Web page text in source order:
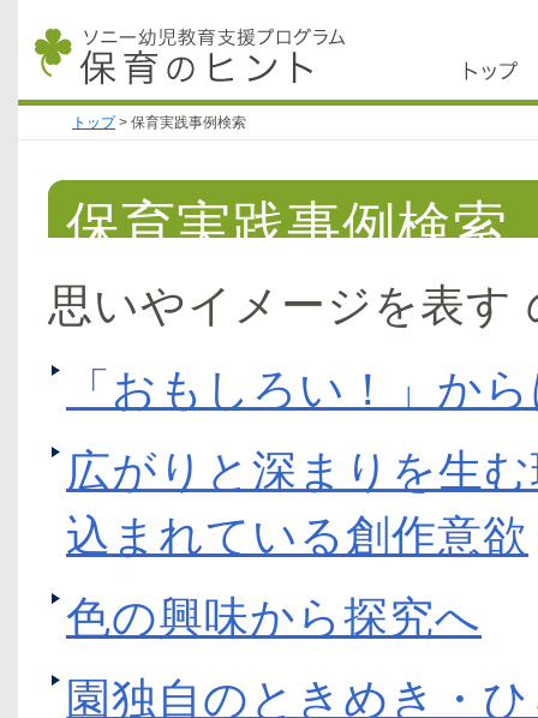
トップ> 保育実践事例検索
保育実践事例検索
思いやイメージを表す
「おもしろい！」か
広がりと深まりを生
込まれている創作意欲
色の興味から探究へ
園独自のときめき・